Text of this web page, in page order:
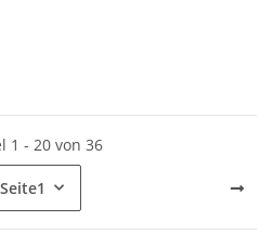
1 - 20 von 36
Seite1